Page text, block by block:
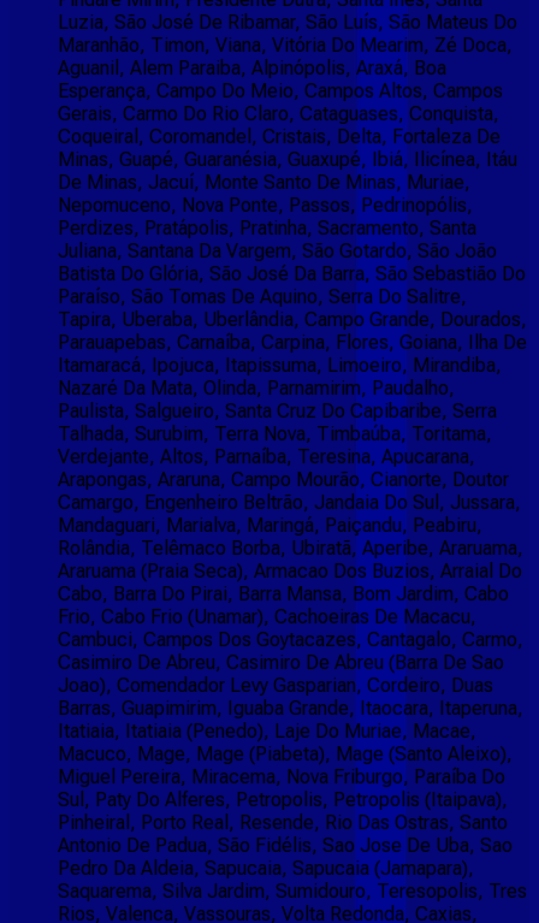
Luzia, São José De Ribamar, São Luís, São Mateus Do
Maranhão, Timon, Viana, Vitória Do Mearim, Zé Doca,
Aguanil, Alem Paraiba, Alpinópolis, Araxá, Boa
Esperança, Campo Do Meio, Campos Altos, Campos
Gerais, Carmo Do Rio Claro, Cataguases, Conquista,
Coqueiral, Coromandel, Cristais, Delta, Fortaleza De
Minas, Guapé, Guaranésia, Guaxupé, Ibiá, Ilicínea, Itáu
De Minas, Jacuí, Monte Santo De Minas, Muriae,
Nepomuceno, Nova Ponte, Passos, Pedrinopólis,
Perdizes, Pratápolis, Pratinha, Sacramento, Santa
Juliana, Santana Da Vargem, São Gotardo, São João
Batista Do Glória, São José Da Barra, São Sebastião Do
Paraíso, São Tomas De Aquino, Serra Do Salitre,
Tapira, Uberaba, Uberlândia, Campo Grande, Dourados,
Parauapebas, Carnaíba, Carpina, Flores, Goiana, Ilha De
Itamaracá, Ipojuca, Itapissuma, Limoeiro, Mirandiba,
Nazaré Da Mata, Olinda, Parnamirim, Paudalho,
Paulista, Salgueiro, Santa Cruz Do Capibaribe, Serra
Talhada, Surubim, Terra Nova, Timbaúba, Toritama,
Verdejante, Altos, Parnaíba, Teresina, Apucarana,
Arapongas, Araruna, Campo Mourão, Cianorte, Doutor
Camargo, Engenheiro Beltrão, Jandaia Do Sul, Jussara,
Mandaguari, Marialva, Maringá, Paiçandu, Peabiru,
Rolândia, Telêmaco Borba, Ubiratã, Aperibe, Araruama,
Araruama (Praia Seca), Armacao Dos Buzios, Arraial Do
Cabo, Barra Do Pirai, Barra Mansa, Bom Jardim, Cabo
Frio, Cabo Frio (Unamar), Cachoeiras De Macacu,
Cambuci, Campos Dos Goytacazes, Cantagalo, Carmo,
Casimiro De Abreu, Casimiro De Abreu (Barra De Sao
Joao), Comendador Levy Gasparian, Cordeiro, Duas
Barras, Guapimirim, Iguaba Grande, Itaocara, Itaperuna,
Itatiaia, Itatiaia (Penedo), Laje Do Muriae, Macae,
Macuco, Mage, Mage (Piabeta), Mage (Santo Aleixo),
Miguel Pereira, Miracema, Nova Friburgo, Paraíba Do
Sul, Paty Do Alferes, Petropolis, Petropolis (Itaipava),
Pinheiral, Porto Real, Resende, Rio Das Ostras, Santo
Antonio De Padua, São Fidélis, Sao Jose De Uba, Sao
Pedro Da Aldeia, Sapucaia, Sapucaia (Jamapara),
Saquarema, Silva Jardim, Sumidouro, Teresopolis, Tres
Rios, Valenca, Vassouras, Volta Redonda, Caxias,